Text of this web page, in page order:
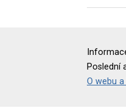
Poslední
O webu